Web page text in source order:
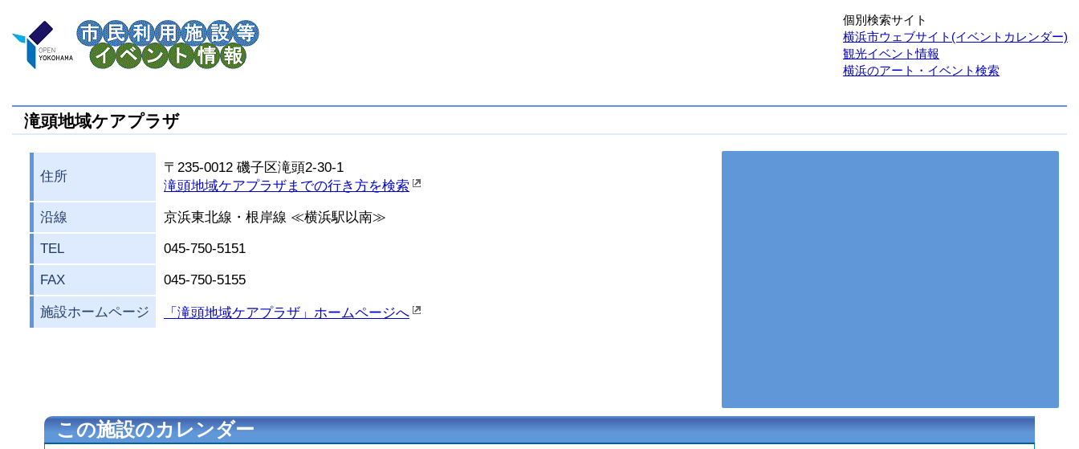
個別検索サイト
横浜市ウェブサイト(イベントカレンダー)
観光イベント情報
横浜のアート・イベント検索
滝頭地域ケアプラザ
住所
〒235-0012 磯子区滝頭2-30-1
滝頭地域ケアプラザまでの行き方を検索
沿線 京浜東北線・根岸線 ≪横浜駅以南≫
TEL 045-750-5151
FAX 045-750-5155
施設ホームページ 「滝頭地域ケアプラザ」ホームページへ
この施設のカレンダー